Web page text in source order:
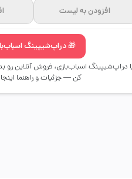
افزودن به لیست
🎁 دراپ‌شیپینگ
دراپ‌شیپینگ اسباب‌بازی، فروش آنلاین رو
کن — جزئیات و راهنما